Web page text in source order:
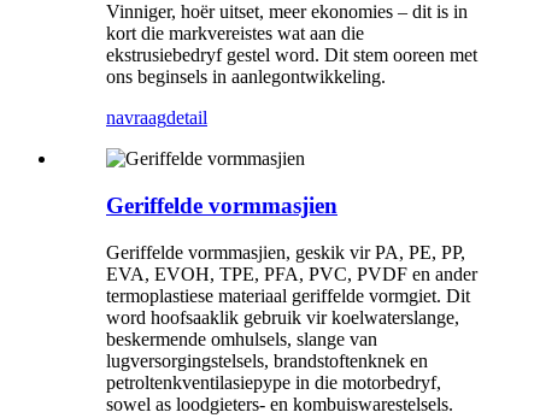
Vinniger, hoër uitset, meer ekonomies – dit is in
kort die markvereistes wat aan die
ekstrusiebedryf gestel word. Dit stem ooreen met
ons beginsels in aanlegontwikkeling.
navraagdetail
Geriffelde vormmasjien
Geriffelde vormmasjien, geskik vir PA, PE, PP,
EVA, EVOH, TPE, PFA, PVC, PVDF en ander
termoplastiese materiaal geriffelde vormgiet. Dit
word hoofsaaklik gebruik vir koelwaterslange,
beskermende omhulsels, slange van
lugversorgingstelsels, brandstoftenknek en
petroltenkventilasiepype in die motorbedryf,
sowel as loodgieters- en kombuiswarestelsels.